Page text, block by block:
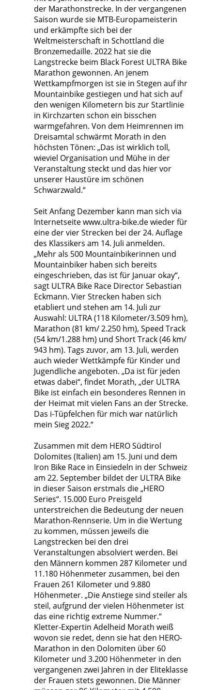
der Marathonstrecke. In der vergangenen
Saison wurde sie MTB-Europameisterin
und erkämpfte sich bei der
Weltmeisterschaft in Schottland die
Bronzemedaille. 2022 hat sie die
Langstrecke beim Black Forest ULTRA Bike
Marathon gewonnen. An jenem
Wettkampfmorgen ist sie in Stegen auf ihr
Mountainbike gestiegen und hat sich auf
den wenigen Kilometern bis zur Startlinie
in Kirchzarten schon ein bisschen
warmgefahren. Von dem Heimrennen im
Dreisamtal schwärmt Morath in den
höchsten Tönen: „Das ist wirklich toll,
wieviel Organisation und Mühe in der
Veranstaltung steckt und das hier vor
unserer Haustüre im schönen
Schwarzwald.“
Seit Anfang Dezember kann man sich via
Internetseite www.ultra-bike.de wieder für
eine der vier Strecken bei der 24. Auflage
des Klassikers am 14. Juli anmelden.
„Mehr als 500 Mountainbikerinnen und
Mountainbiker haben sich bereits
eingeschrieben, das ist für Januar okay“,
sagt ULTRA Bike Race Director Sebastian
Eckmann. Vier Strecken haben sich
etabliert und stehen am 14. Juli zur
Auswahl: ULTRA (118 Kilometer/3.509 hm),
Marathon (81 km/ 2.250 hm), Speed Track
(54 km/1.288 hm) und Short Track (46 km/
943 hm). Tags zuvor, am 13. Juli, werden
auch wieder Wettkämpfe für Kinder und
Jugendliche angeboten. „Da ist für jeden
etwas dabei“, findet Morath, „der ULTRA
Bike ist einfach ein besonderes Rennen in
der Heimat mit vielen Fans an der Strecke.
Das i-Tüpfelchen für mich war natürlich
mein Sieg 2022.“
Zusammen mit dem HERO Südtirol
Dolomites (Italien) am 15. Juni und dem
Iron Bike Race in Einsiedeln in der Schweiz
am 22. September bildet der ULTRA Bike
in dieser Saison erstmals die „HERO
Series“. 15.000 Euro Preisgeld
unterstreichen die Bedeutung der neuen
Marathon-Rennserie. Um in die Wertung
zu kommen, müssen jeweils die
Langstrecken bei den drei
Veranstaltungen absolviert werden. Bei
den Männern kommen 287 Kilometer und
11.180 Höhenmeter zusammen, bei den
Frauen 261 Kilometer und 9.880
Höhenmeter. „Die Anstiege sind steiler als
steil, aufgrund der vielen Höhenmeter ist
das eine richtig extreme Nummer.“
Kletter-Expertin Adelheid Morath weiß
wovon sie redet, denn sie hat den HERO-
Marathon in den Dolomiten über 60
Kilometer und 3.200 Höhenmeter in den
vergangenen zwei Jahren in der Eliteklasse
der Frauen stets gewonnen. Die Männer